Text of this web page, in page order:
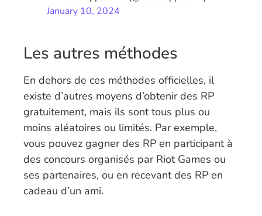
January 10, 2024
Les autres méthodes
En dehors de ces méthodes officielles, il
existe d’autres moyens d’obtenir des RP
gratuitement, mais ils sont tous plus ou
moins aléatoires ou limités. Par exemple,
vous pouvez gagner des RP en participant à
des concours organisés par Riot Games ou
ses partenaires, ou en recevant des RP en
cadeau d’un ami.